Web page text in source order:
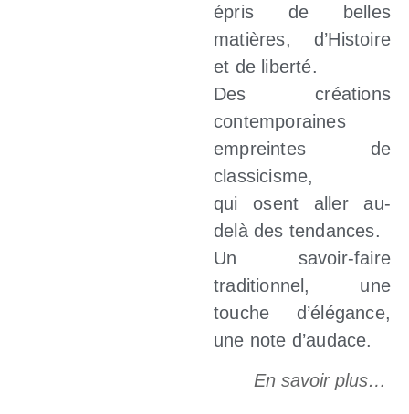
épris de belles
matières, d’Histoire
et de liberté.
Des créations
contemporaines
empreintes de
classicisme,
qui osent aller au-
delà des tendances.
Un savoir-faire
traditionnel, une
touche d’élégance,
une note d’audace.
En savoir plus…